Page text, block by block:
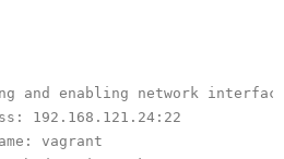
and enabling network
192.168.121.24:22
vagrant